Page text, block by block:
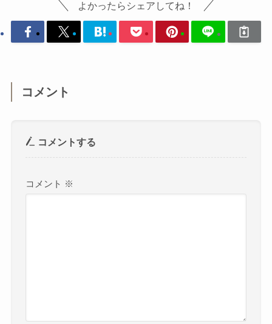
よかったらシェアしてね！
コメント
コメントする
コメント ※